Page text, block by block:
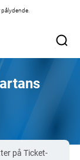
på Ticket-